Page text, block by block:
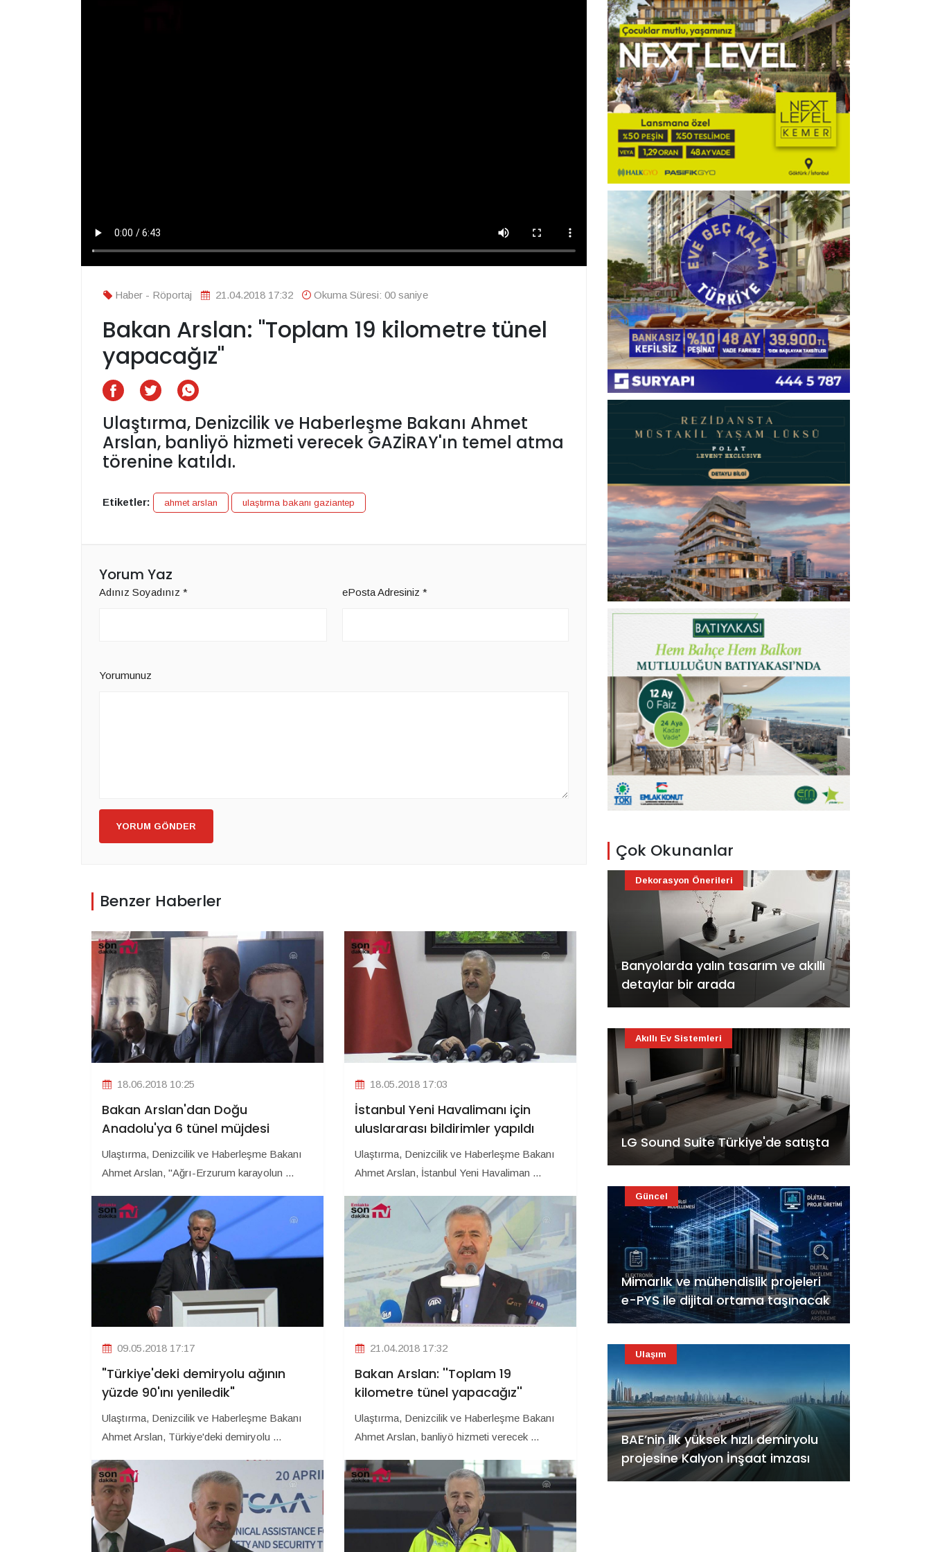
Haber - Röportaj 21.04.2018 17:32 Okuma Süresi: 00 saniye
Bakan Arslan: ''Toplam 19 kilometre tünel
yapacağız''
Ulaştırma, Denizcilik ve Haberleşme Bakanı Ahmet
Arslan, banliyö hizmeti verecek GAZİRAY'ın temel atma
törenine katıldı.
Etiketler: ahmet arslan ulaştırma bakanı gaziantep
Yorum Yaz
Adınız Soyadınız * ePosta Adresiniz *
Yorumunuz
YORUM GÖNDER
Benzer Haberler
18.06.2018 10:25
Bakan Arslan'dan Doğu
Anadolu'ya 6 tünel müjdesi
Ulaştırma, Denizcilik ve Haberleşme Bakanı
Ahmet Arslan, "Ağrı-Erzurum karayolun ...
18.05.2018 17:03
İstanbul Yeni Havalimanı için
uluslararası bildirimler yapıldı
Ulaştırma, Denizcilik ve Haberleşme Bakanı
Ahmet Arslan, İstanbul Yeni Havaliman ...
09.05.2018 17:17
"Türkiye'deki demiryolu ağının
yüzde 90'ını yeniledik"
Ulaştırma, Denizcilik ve Haberleşme Bakanı
Ahmet Arslan, Türkiye'deki demiryolu ...
21.04.2018 17:32
Bakan Arslan: ''Toplam 19
kilometre tünel yapacağız''
Ulaştırma, Denizcilik ve Haberleşme Bakanı
Ahmet Arslan, banliyö hizmeti verecek ...
Çok Okunanlar
Banyolarda yalın tasarım ve akıllı
detaylar bir arada
Dekorasyon Önerileri
LG Sound Suite Türkiye'de satışta
Akıllı Ev Sistemleri
Mimarlık ve mühendislik projeleri
e-PYS ile dijital ortama taşınacak
Güncel
BAE’nin ilk yüksek hızlı demiryolu
projesine Kalyon İnşaat imzası
Ulaşım